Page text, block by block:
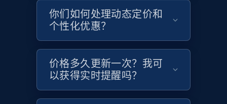
and more.
Home Depot US - Gather data on products
using specified keywords
你们如何处理动态定价和
个性化优惠？
价格多久更新一次？我可
以获得实时提醒吗？